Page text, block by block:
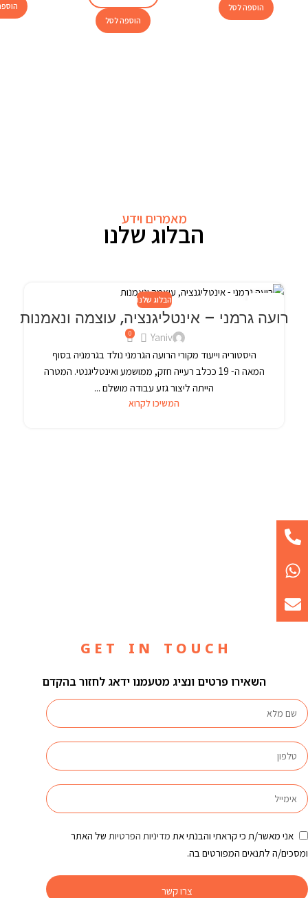
הוספה לסל
הוספה לסל
מאמרים וידע
הבלוג שלנו
פבר
הבלוג שלנו
רועה גרמני – אינטליגנציה, עוצמה ונאמנות
Yaniv
0
היסטוריה וייעוד מקורי הרועה הגרמני נולד בגרמניה בסוף
המאה ה- 19 ככלב רעייה חזק, ממושמע ואינטליגנטי. המטרה
הייתה ליצור גזע עבודה מושלם ...
המשיכו לקרוא
G E T I N T O U C H
השאירו פרטים ונציג מטעמנו ידאג לחזור בהקדם
אני מאשר/ת כי קראתי והבנתי את מדיניות הפרטיות של האתר
ומסכים/ה לתנאים המפורטים בה.
צרו קשר